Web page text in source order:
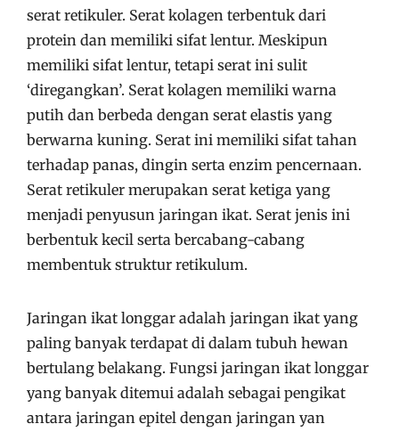
serat retikuler. Serat kolagen terbentuk dari
protein dan memiliki sifat lentur. Meskipun
memiliki sifat lentur, tetapi serat ini sulit
‘diregangkan’. Serat kolagen memiliki warna
putih dan berbeda dengan serat elastis yang
berwarna kuning. Serat ini memiliki sifat tahan
terhadap panas, dingin serta enzim pencernaan.
Serat retikuler merupakan serat ketiga yang
menjadi penyusun jaringan ikat. Serat jenis ini
berbentuk kecil serta bercabang-cabang
membentuk struktur retikulum.
Jaringan ikat longgar adalah jaringan ikat yang
paling banyak terdapat di dalam tubuh hewan
bertulang belakang. Fungsi jaringan ikat longgar
yang banyak ditemui adalah sebagai pengikat
antara jaringan epitel dengan jaringan yan